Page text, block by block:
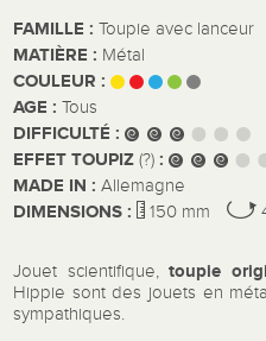
FAMILLE :Toupie avec lanceur
MATIÈRE : Métal
COULEUR :
AGE :Tous
DIFFICULTÉ :
EFFET TOUPIZ(?) :
MADE IN :Allemagne
DIMENSIONS : 150 mm
Jouet scientifique,toupie
Hippie sont des jouets en
sympathiques.